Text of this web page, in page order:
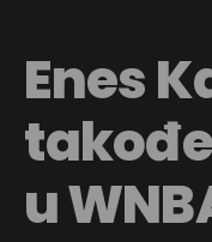
Enes
u